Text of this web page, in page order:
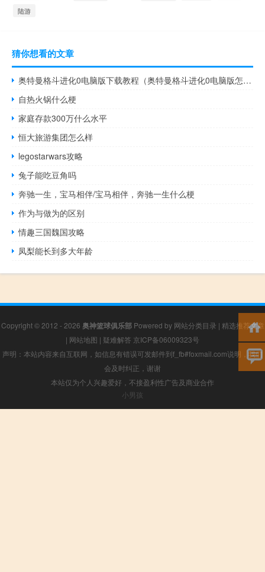
陆游
猜你想看的文章
奥特曼格斗进化0电脑版下载教程（奥特曼格斗进化0电脑版怎么玩）
自热火锅什么梗
家庭存款300万什么水平
恒大旅游集团怎么样
legostarwars攻略
兔子能吃豆角吗
奔驰一生，宝马相伴/宝马相伴，奔驰一生什么梗
作为与做为的区别
情趣三国魏国攻略
凤梨能长到多大年龄
Copyright © 2012 - 2026 奥神篮球俱乐部Powered by 网站分类目录 | 精选推荐文章
| 网站地图 | 疑难解答 京ICP备06009323号
声明：本站内容来自互联网，如信息有错误可发邮件到f_fb#foxmail.com说明，我们
会及时纠正，谢谢
本站仅为个人兴趣爱好，不接盈利性广告及商业合作
小男孩